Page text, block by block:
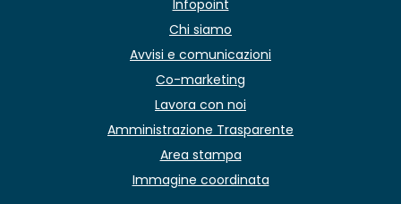
Infopoint
Chi siamo
Avvisi e comunicazioni
Co-marketing
Lavora con noi
Amministrazione Trasparente
Area stampa
Immagine coordinata